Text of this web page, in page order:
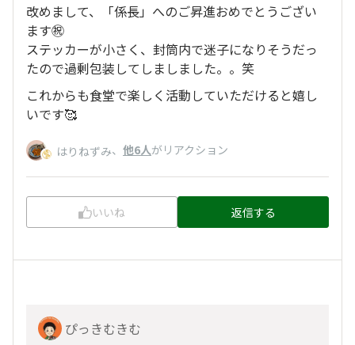
改めまして、「係長」へのご昇進おめでとうござい
ます㊗️
ステッカーが小さく、封筒内で迷子になりそうだっ
たので過剰包装してしましました。。笑
これからも食堂で楽しく活動していただけると嬉し
いです🥰
はりねずみ、 他6人がリアクション
いいね 返信する
ぴっきむきむ